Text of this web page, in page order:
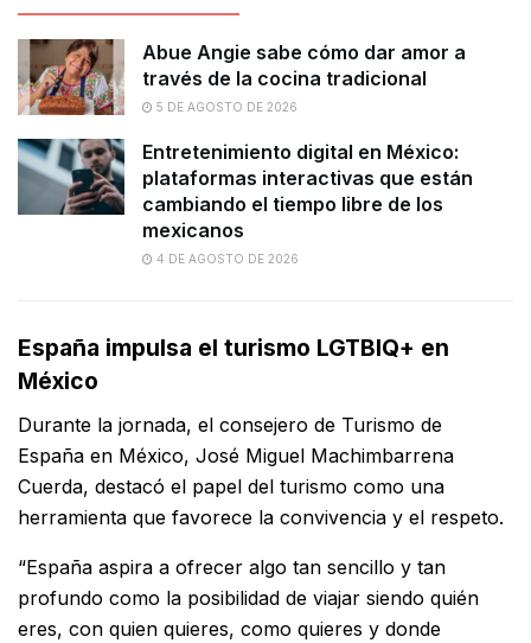
Abue Angie sabe cómo dar amor a
través de la cocina tradicional
5 DE AGOSTO DE 2026
Entretenimiento digital en México:
plataformas interactivas que están
cambiando el tiempo libre de los
mexicanos
4 DE AGOSTO DE 2026
España impulsa el turismo LGTBIQ+ en
México
Durante la jornada, el consejero de Turismo de
España en México, José Miguel Machimbarrena
Cuerda, destacó el papel del turismo como una
herramienta que favorece la convivencia y el respeto.
“España aspira a ofrecer algo tan sencillo y tan
profundo como la posibilidad de viajar siendo quién
eres, con quien quieres, como quieres y donde